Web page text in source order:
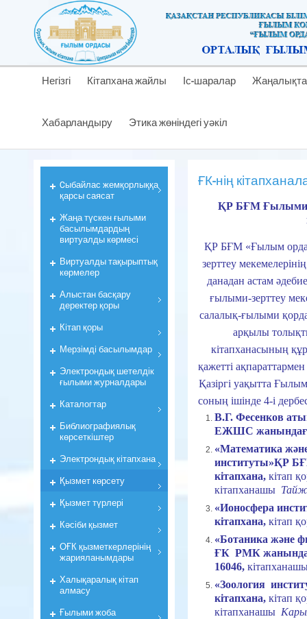
Негізгі Кітапхана жайлы Іс-шаралар
Хабарландыру Этика жөніндегі уәкіл
ҒК-нiң
ҚР БҒМ Ғылыми
ҚР БҒМ «Ғылым
зерттеу
данадан астам
ғылыми-зерттеу
салалық-ғылыми
арқылы
кiтапханасының
қажеттi
Қазiргi уақытта
соның ішінде 4-і
В.Г. Фесенков
ЕЖШС
«Математика
институты»ҚР
кітапхана, кітап
кітапханашы
«Ионосфера
кітапхана, кітап
«Ботаника және
ҒК РМК
16046,
«Зоология
кітапхана, кітап
кітапханашы
Cыбайлас жемқорлыққа
қарсы саясат
Жаңа түскен ғылыми
басылымдардың
виртуалды көрмесі
Виртуалды тақырыптық
көрмелер
Алыстан басқару
деректер қоры
Кiтап қоры
Мерзiмдi басылымдар
Электрондық шетелдік
ғылыми журналдары
Каталогтар
Библиографиялық
көрсеткiштер
Электрондық кiтапхана
Қызмет көрсету
Қызмет түрлері
Кәсіби қызмет
ОҒК қызметкерлерiнiң
жарияланымдары
Халықаралық кітап
алмасу
Ғылыми жоба